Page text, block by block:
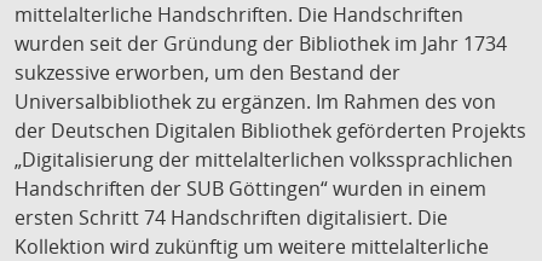
mittelalterliche Handschriften. Die Handschriften
wurden seit der Gründung der Bibliothek im Jahr 1734
sukzessive erworben, um den Bestand der
Universalbibliothek zu ergänzen. Im Rahmen des von
der Deutschen Digitalen Bibliothek geförderten Projekts
„Digitalisierung der mittelalterlichen volkssprachlichen
Handschriften der SUB Göttingen“ wurden in einem
ersten Schritt 74 Handschriften digitalisiert. Die
Kollektion wird zukünftig um weitere mittelalterliche